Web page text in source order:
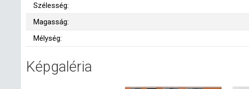
Szélesség:
Magasság:
Mélység:
Képgaléria